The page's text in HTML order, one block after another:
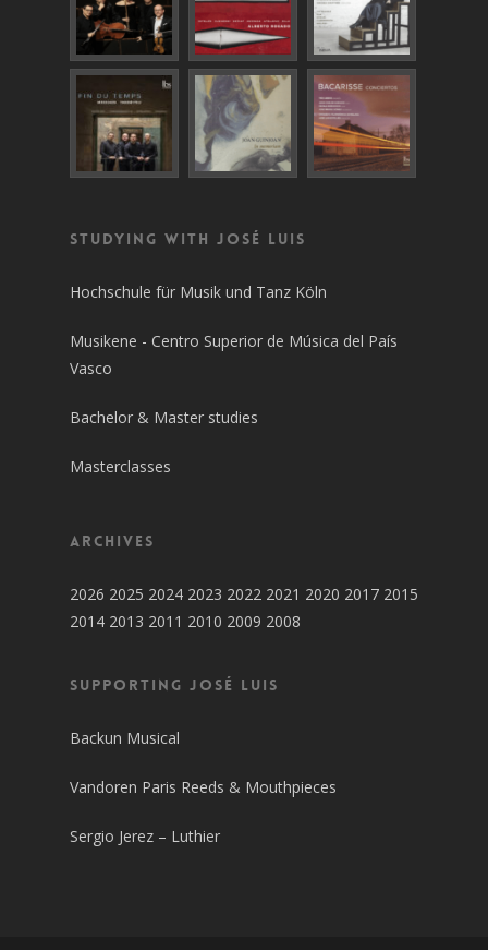
Studying with José Luis
Hochschule für Musik und Tanz Köln
Musikene - Centro Superior de Música del País
Vasco
Bachelor & Master studies
Masterclasses
Archives
2026 2025 2024 2023 2022 2021 2020 2017 2015
2014 2013 2011 2010 2009 2008
SUPPORTING JOSÉ LUIS
Backun Musical
Vandoren Paris Reeds & Mouthpieces
Sergio Jerez – Luthier